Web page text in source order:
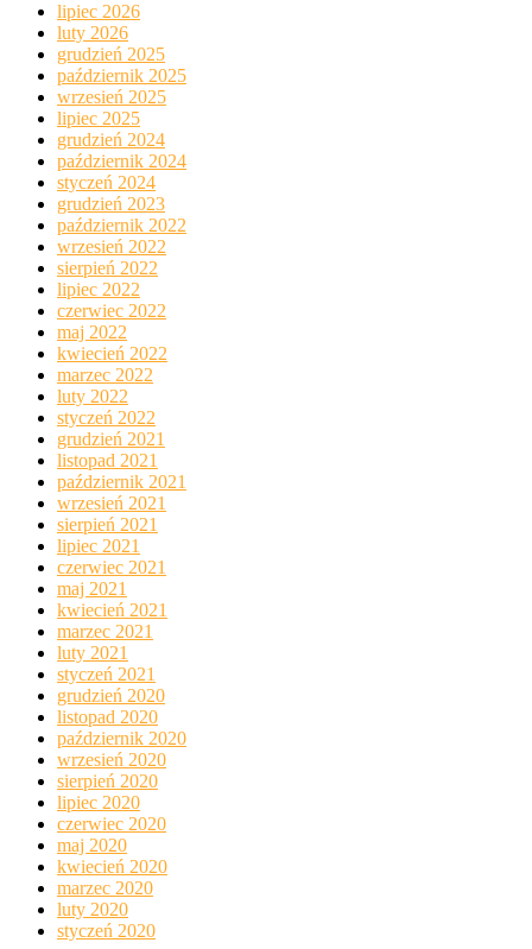
lipiec 2026
luty 2026
grudzień 2025
październik 2025
wrzesień 2025
lipiec 2025
grudzień 2024
październik 2024
styczeń 2024
grudzień 2023
październik 2022
wrzesień 2022
sierpień 2022
lipiec 2022
czerwiec 2022
maj 2022
kwiecień 2022
marzec 2022
luty 2022
styczeń 2022
grudzień 2021
listopad 2021
październik 2021
wrzesień 2021
sierpień 2021
lipiec 2021
czerwiec 2021
maj 2021
kwiecień 2021
marzec 2021
luty 2021
styczeń 2021
grudzień 2020
listopad 2020
październik 2020
wrzesień 2020
sierpień 2020
lipiec 2020
czerwiec 2020
maj 2020
kwiecień 2020
marzec 2020
luty 2020
styczeń 2020